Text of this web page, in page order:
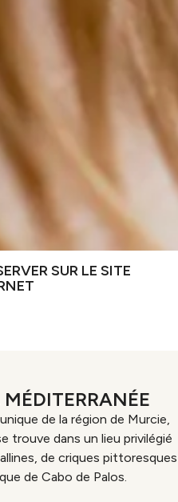
SUR LE SITE
de la région de Murcie,
trouve dans un lieu privilégié
de criques pittoresques
de Cabo de Palos.